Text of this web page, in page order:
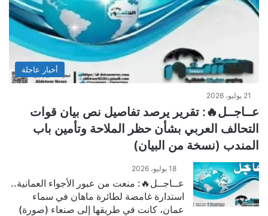
أخبار عاجلة
21 يوليو، 2026
عــاجــل🔥: تقرير يرصد تفاصيل نص بيان قوات
التحالف العربي بشأن حظر الملاحة وتأمين باب
المندب (نسخة من البيان)
18 يوليو، 2026
عــاجــل🔥: منعت من عبور الأجواء العمانية..
استدارة غامضة لطائرة ماهان في سماء
عمان، كانت في طريقها إلى صنعاء (صورة)